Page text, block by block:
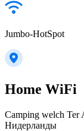
Jumbo-HotSpot
Home WiFi
Camping welch Ter
Нидерланды